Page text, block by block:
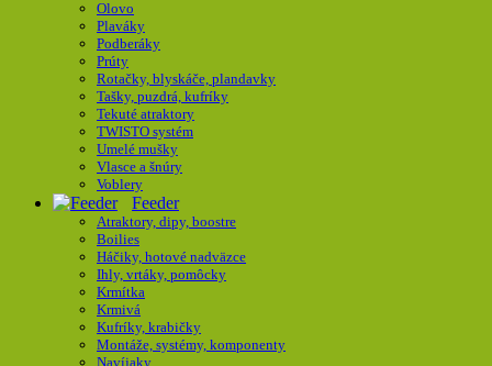
Olovo
Plaváky
Podberáky
Prúty
Rotačky, blyskáče, plandavky
Tašky, puzdrá, kufríky
Tekuté atraktory
TWISTO systém
Umelé mušky
Vlasce a šnúry
Voblery
Feeder
Atraktory, dipy, boostre
Boilies
Háčiky, hotové nadväzce
Ihly, vrtáky, pomôcky
Krmítka
Krmivá
Kufríky, krabičky
Montáže, systémy, komponenty
Navíjaky